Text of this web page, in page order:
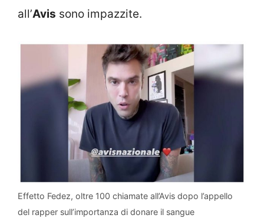
all’Avis sono impazzite.
Effetto Fedez, oltre 100 chiamate all’Avis dopo l’appello
del rapper sull’importanza di donare il sangue